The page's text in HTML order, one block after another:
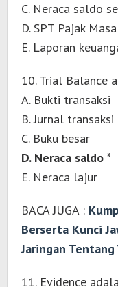
C. Neraca saldo
D. SPT Pajak Masa
E. Laporan
10. Trial Balance
A. Bukti transaksi
B. Jurnal transaksi
C. Buku besar
D. Neraca saldo *
E. Neraca lajur
BACA JUGA :
Berserta Kunci
Jaringan Tentang
11. Evidence